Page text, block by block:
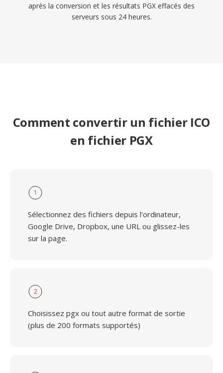
après la conversion et les résultats PGX effacés des
serveurs sous 24 heures.
Comment convertir un fichier ICO
en fichier PGX
1
Sélectionnez des fichiers depuis l'ordinateur,
Google Drive, Dropbox, une URL ou glissez-les
sur la page.
2
Choisissez pgx ou tout autre format de sortie
(plus de 200 formats supportés)